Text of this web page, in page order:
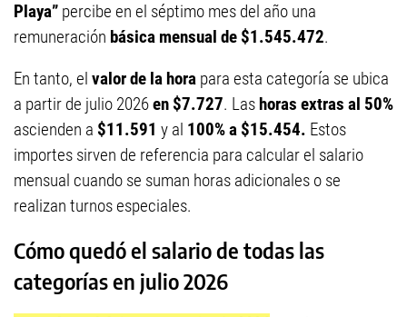
Playa” percibe en el séptimo mes del año una
remuneración básica mensual de $1.545.472.
En tanto, el valor de la hora para esta categoría se ubica
a partir de julio 2026en $7.727. Lashoras extras al 50%
ascienden a $11.591 y al 100% a $15.454. Estos
importes sirven de referencia para calcular el salario
mensual cuando se suman horas adicionales o se
realizan turnos especiales.
Cómo quedó el salario de todas las
categorías en julio 2026